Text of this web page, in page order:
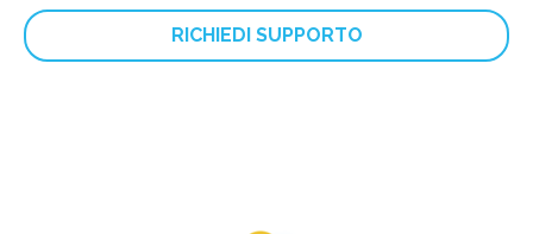
RICHIEDI SUPPORTO